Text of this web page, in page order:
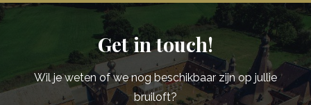
Get in touch!
Wil je weten of we nog beschikbaar zijn op jullie
bruiloft?